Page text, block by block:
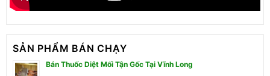
SẢN PHẨM BÁN CHẠY
Bán Thuốc Diệt Mối Tận Gốc Tại Vĩnh Long